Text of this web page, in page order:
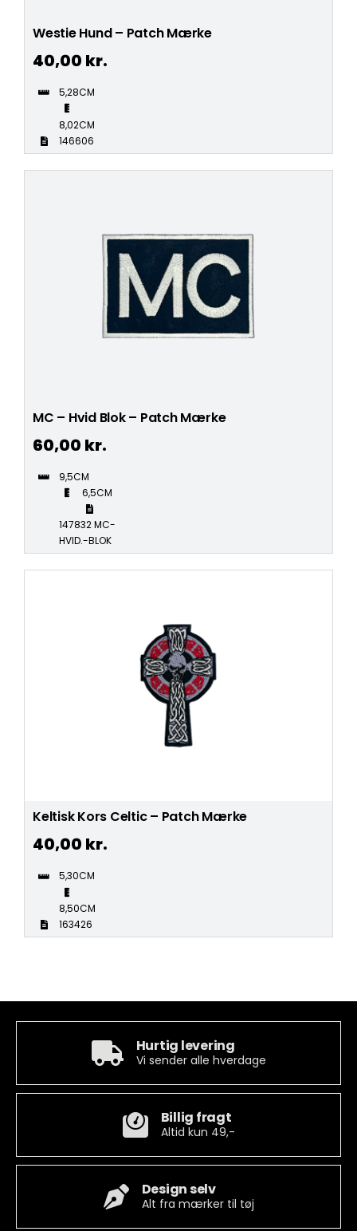
Westie Hund – Patch Mærke
40,00 kr.
5,28CM
8,02CM
146606
MC – Hvid Blok – Patch Mærke
60,00 kr.
9,5CM
6,5CM
147832 MC-
HVID.-BLOK
Keltisk Kors Celtic – Patch Mærke
40,00 kr.
5,30CM
8,50CM
163426
Hurtig levering
Vi sender alle hverdage
Billig fragt
Altid kun 49,-
Design selv
Alt fra mærker til tøj